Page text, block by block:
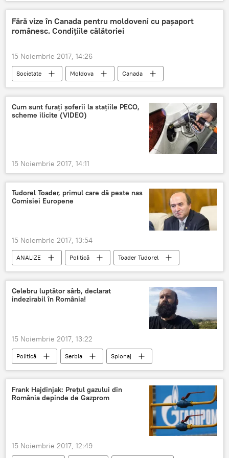
România
Fără vize în Canada pentru moldoveni cu pașaport
românesc. Condițiile călătoriei
15 Noiembrie 2017, 14:26
Societate Moldova
Canada
ETA
viză
moldoveni
condiții de călătorie
Pașaport
Cum sunt furați șoferii la stațiile PECO,
scheme ilicite (VIDEO)
15 Noiembrie 2017, 14:11
Tudorel Toader, primul care dă peste nas
Comisiei Europene
15 Noiembrie 2017, 13:54
ANALIZE Politică
Toader Tudorel
Comisia Europeană
Celebru luptător sârb, declarat
indezirabil în România!
15 Noiembrie 2017, 13:22
Politică Serbia
Spionaj
mercenar
opinie
indezirabil
România
Frank Hajdinjak: Prețul gazului din
România depinde de Gazprom
15 Noiembrie 2017, 12:49